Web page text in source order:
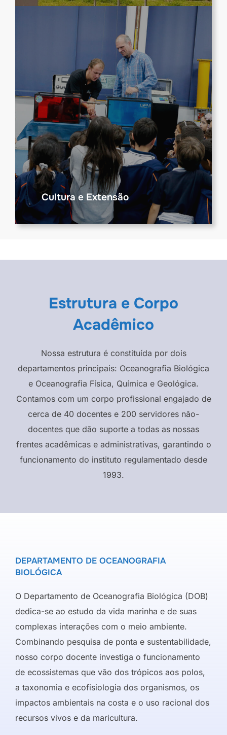
Cultura e Extensão
Estrutura e Corpo
Acadêmico
Nossa estrutura é constituída por dois
departamentos principais: Oceanografia Biológica
e Oceanografia Física, Química e Geológica.
Contamos com um corpo profissional engajado de
cerca de 40 docentes e 200 servidores não-
docentes que dão suporte a todas as nossas
frentes acadêmicas e administrativas, garantindo o
funcionamento do instituto regulamentado desde
1993.
DEPARTAMENTO DE OCEANOGRAFIA
BIOLÓGICA
O Departamento de Oceanografia Biológica (DOB)
dedica-se ao estudo da vida marinha e de suas
complexas interações com o meio ambiente.
Combinando pesquisa de ponta e sustentabilidade,
nosso corpo docente investiga o funcionamento
de ecossistemas que vão dos trópicos aos polos,
a taxonomia e ecofisiologia dos organismos, os
impactos ambientais na costa e o uso racional dos
recursos vivos e da maricultura.